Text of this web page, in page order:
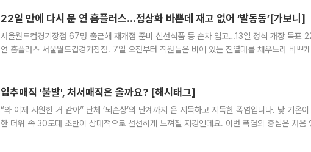
22일 만에 다시 문 연 홈플러스…정상화 바쁜데 재고 없어 ‘발동동’[가보니]
서울월드컵경기장점 67명 출근해 재개점 준비 신선식품 등 순차 입고…13일 정식 개장 목표
연 홈플러스 서울월드컵경기장점. 7일 오전부터 직원들은 비어 있는 진열대를 채우느라 바쁘
입추매직 '불발', 처서매직은 올까요? [해시태그]
“와 이제 시원한 거 같아” 단체 ‘뇌손상’의 단계까지 온 지독하고 지독한 폭염입니다. 낮 기온
한 더위 속 30도대 초반이 상대적으로 선선하게 느껴질 지경인데요. 이번 폭염의 중심은 처음